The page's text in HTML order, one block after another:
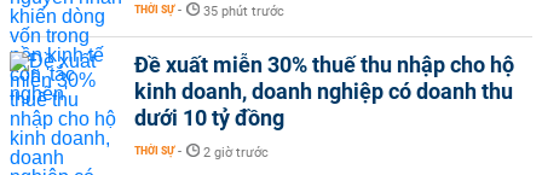
THỜI SỰ - 35 phút trước
Đề xuất miễn 30% thuế thu nhập cho hộ
kinh doanh, doanh nghiệp có doanh thu
dưới 10 tỷ đồng
THỜI SỰ - 2 giờ trước